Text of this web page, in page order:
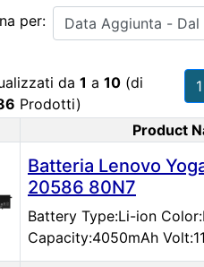
per:
da 1 a 10 (di
Prodotti)
1
Image
Product
Batteria Lenovo
20586 80N7
Battery Type:Li-ion
Capacity:4050mAh